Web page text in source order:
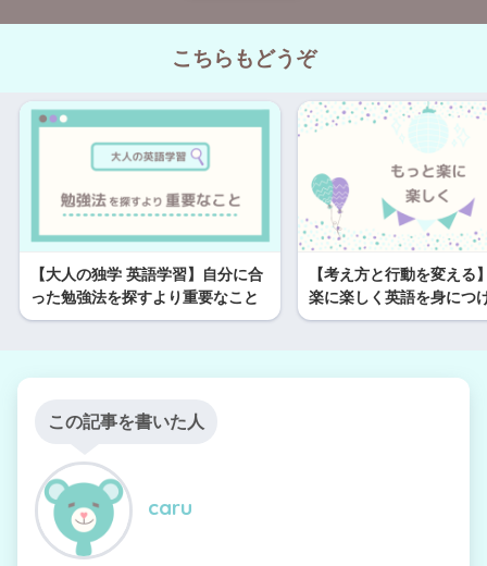
こちらもどうぞ
【大人の独学 英語学習】自分に合
った勉強法を探すより重要なこと
【考え方と行動を変える
楽に楽しく英語を身につ
この記事を書いた人
caru